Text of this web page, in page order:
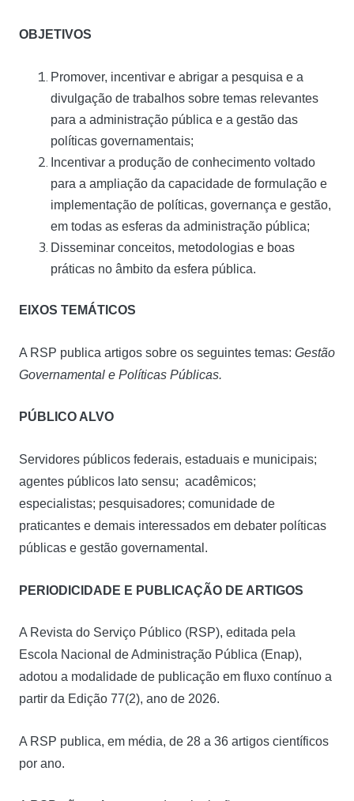
OBJETIVOS
Promover, incentivar e abrigar a pesquisa e a
divulgação de trabalhos sobre temas relevantes
para a administração pública e a gestão das
políticas governamentais;
Incentivar a produção de conhecimento voltado
para a ampliação da capacidade de formulação e
implementação de políticas, governança e gestão,
em todas as esferas da administração pública;
Disseminar conceitos, metodologias e boas
práticas no âmbito da esfera pública.
EIXOS TEMÁTICOS
A RSP publica artigos sobre os seguintes temas: Gestão
Governamental e Políticas Públicas.
PÚBLICO ALVO
Servidores públicos federais, estaduais e municipais;
agentes públicos lato sensu; acadêmicos;
especialistas; pesquisadores; comunidade de
praticantes e demais interessados em debater políticas
públicas e gestão governamental.
PERIODICIDADE E PUBLICAÇÃO DE ARTIGOS
A Revista do Serviço Público (RSP), editada pela
Escola Nacional de Administração Pública (Enap),
adotou a modalidade de publicação em fluxo contínuo a
partir da Edição 77(2), ano de 2026.
A RSP publica, em média, de 28 a 36 artigos científicos
por ano.